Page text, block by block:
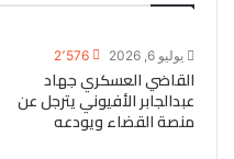
يوليو 6, 2026 2٬576
القاضي العسكري جهاد
عبدالجابر الأفيوني يترجل عن
منصة القضاء ويودعه